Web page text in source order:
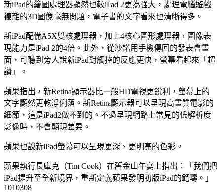
新iPad的繪圖處理器顯然也較iPad 2更為強大，處理電腦遊戲
複雜的3D圖像毫無問題，電子書的文字看來也清晰得多。
新iPad配備A5X雙核處理器，加上4核心圖形處理器，圖像表
現能力是iPad 2的4倍。此外，從沙諾用手機傳回的發表會畫
面，可聽到旁人說新iPad對觸控的反應更快，螢幕看起來「超
讚」。
蘋果指出，新Retina顯示器比一般HD電視更銳利，螢幕上的
文字顯然更乾淨俐落。新Retina顯示器可以呈現高畫質電影的
細節，這是iPad2做不到的。不過呈現網路上常見的低解析度
影像時，不會顯現差異。
蘋果也說新iPad螢幕可以呈現更深、更明亮的色彩。
蘋果執行長庫克（Tim Cook）在舊金山午宴上指出：「我們把
iPad提升至全新境界，重新定義蘋果發明初版iPad的範疇。」
1010308